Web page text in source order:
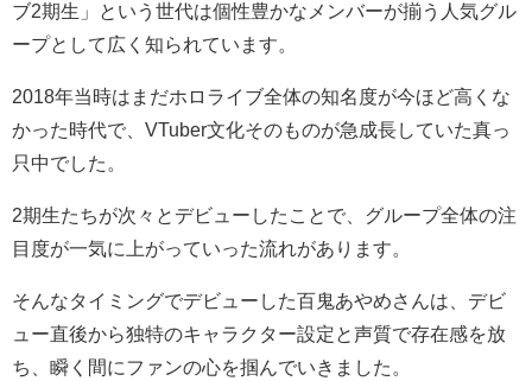
ブ2期生」という世代は個性豊かなメンバーが揃う人気グル
ープとして広く知られています。
2018年当時はまだホロライブ全体の知名度が今ほど高くな
かった時代で、VTuber文化そのものが急成長していた真っ
只中でした。
2期生たちが次々とデビューしたことで、グループ全体の注
目度が一気に上がっていった流れがあります。
そんなタイミングでデビューした百鬼あやめさんは、デビ
ュー直後から独特のキャラクター設定と声質で存在感を放
ち、瞬く間にファンの心を掴んでいきました。